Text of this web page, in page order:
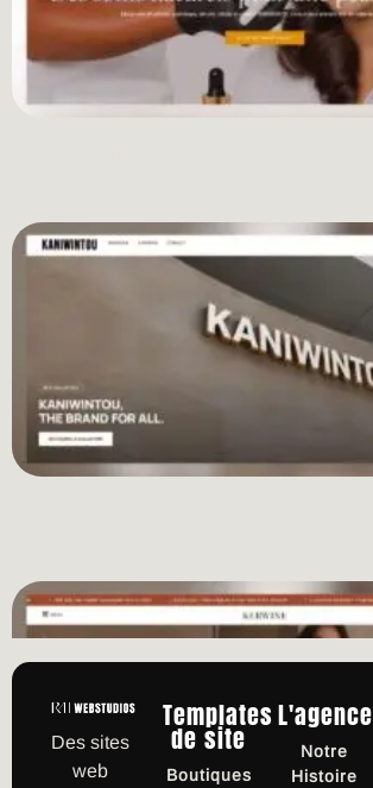
Des sites
web
Templates
de site
Boutiques
L'agence
Notre
Histoire